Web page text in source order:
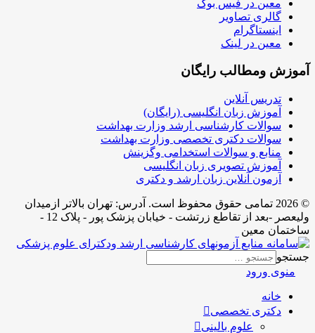
معین در فیس بوک
گالری تصاویر
اینستاگرام
معین در لینک
آموزش ومطالب رایگان
تدریس آنلاین
آموزش زبان انگلیسی (رایگان)
سوالات کارشناسی ارشد وزارت بهداشت
سوالات دکتری تخصصی وزارت بهداشت
منابع و سوالات استخدامی وگزینش
آموزش تصویری زبان انگلیسی
آزمون آنلاین زبان ارشد و دکتری
© 2026 تمامی حقوق محفوظ است. آدرس:‌ تهران بالاتر ازمیدان
ولیعصر -بعد از تقاطع زرتشت - خیابان پزشک پور - پلاک 12 -
ساختمان معین
جستجو
منوی ورود
خانه
دکتری تخصصی
علوم بالینی